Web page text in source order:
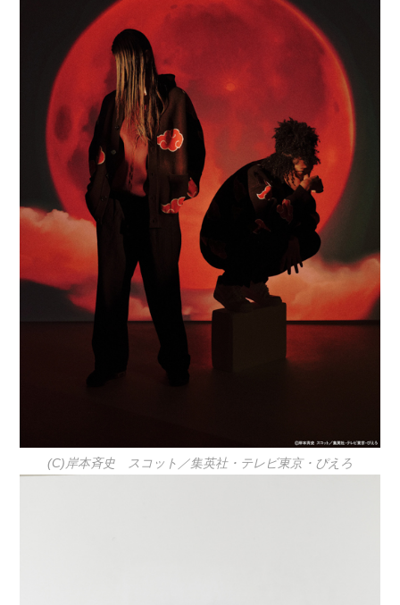
(C)岸本斉史 スコット／集英社・テレビ東京・ぴえろ